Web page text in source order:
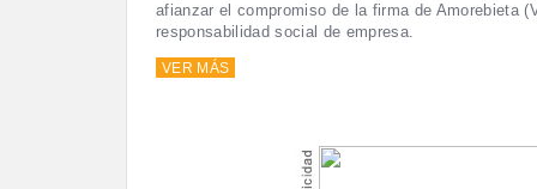
afianzar el compromiso de la firma de Amorebieta
responsabilidad social de empresa.
VER MÁS